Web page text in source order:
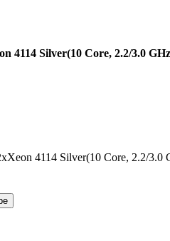
4114 Silver(10 Core, 2.2/3.0
4114 Silver(10 Core, 2.2/3.0